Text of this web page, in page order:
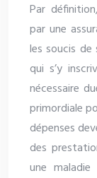
Par
par une
les soucis
qui s’y
nécessaire
primordiale
dépenses
des
une